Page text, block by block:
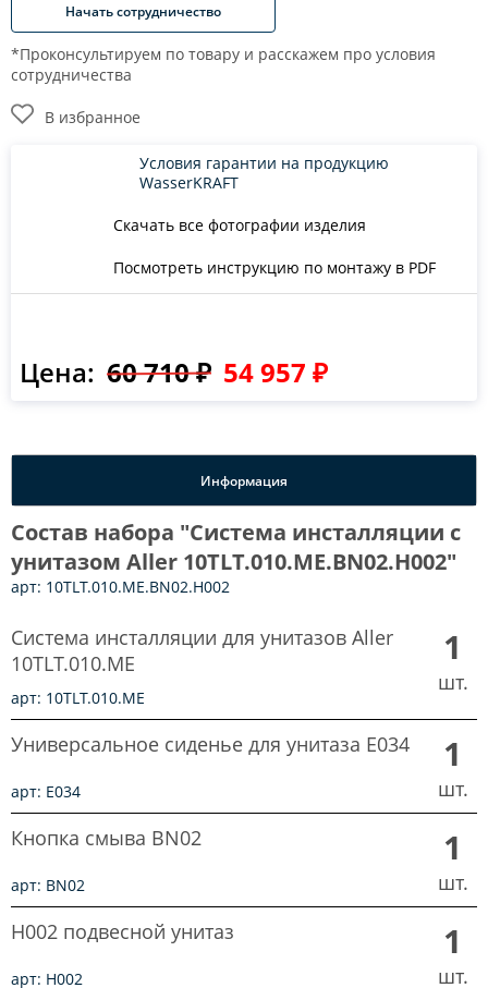
Начать сотрудничество
*Проконсультируем по товару и расскажем про условия
сотрудничества
В избранное
Скачать все фотографии изделия
Посмотреть инструкцию по монтажу в PDF
Условия гарантии на продукцию
WasserKRAFT
Цена: 60 710 ₽ 54 957 ₽
Информация
Состав набора "Система инсталляции с
унитазом Aller 10TLT.010.ME.BN02.H002"
арт: 10TLT.010.ME.BN02.H002
Система инсталляции для унитазов Aller
10TLT.010.ME
арт: 10TLT.010.ME
1
шт.
Универсальное сиденье для унитаза E034
арт: E034
1
шт.
Кнопка смыва BN02
арт: BN02
1
шт.
H002 подвесной унитаз
арт: H002
1
шт.